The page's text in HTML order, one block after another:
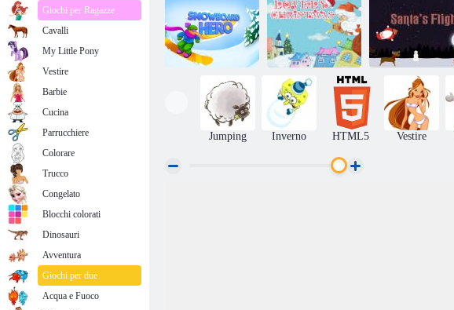
Sorelle Day Out Pong artico Babbo Natale
Eroe dello
snowboard
Il volo di Babbo
Natale
Jumping Inverno HTML5 Vestire
Giochi per Ragazze
Cavalli
My Little Pony
Vestire
Barbie
Cucina
Parrucchiere
Colorare
Trucco
Congelato
Blocchi colorati
Dinosauri
Avventura
Giochi per due
Acqua e Fuoco